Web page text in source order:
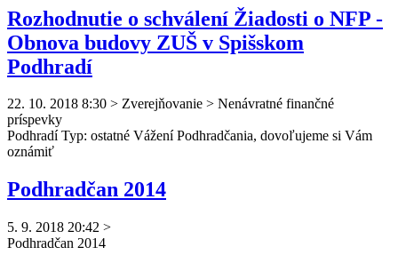
Rozhodnutie o schválení Žiadosti o NFP -
Obnova budovy ZUŠ v Spišskom
Podhradí
22. 10. 2018 8:30 > Zverejňovanie > Nenávratné finančné
príspevky
Podhradí Typ: ostatné Vážení Podhradčania, dovoľujeme si Vám
oznámiť
Podhradčan 2014
5. 9. 2018 20:42 >
Podhradčan 2014